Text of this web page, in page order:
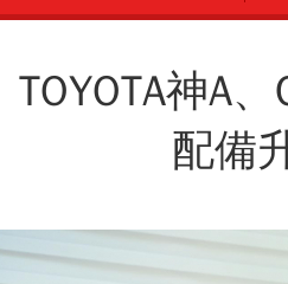
TOYOTA神A
配備